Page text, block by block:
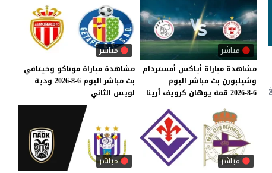
مباشر
مشاهدة مباراة أياكس أمستردام
وشيلبورن بث مباشر اليوم
6-8-2026
قمة يوهان كرويف أرينا
مباشر
مشاهدة مباراة موناكو وخيتافي
بث مباشر اليوم 6-8-2026
ودية
لويس الثاني
مباشر مباشر